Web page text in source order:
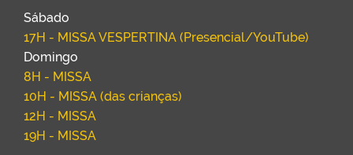
Sábado
17H - MISSA VESPERTINA (Presencial/YouTube)
Domingo
8H - MISSA
10H - MISSA (das crianças)
12H - MISSA
19H - MISSA